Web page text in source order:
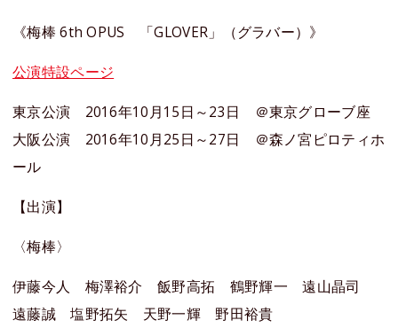
《梅棒 6th OPUS 「GLOVER」（グラバー）》
公演特設ページ
東京公演 2016年10月15日～23日 ＠東京グローブ座
大阪公演 2016年10月25日～27日 ＠森ノ宮ピロティホ
ール
【出演】
〈梅棒〉
伊藤今人 梅澤裕介 飯野高拓 鶴野輝一 遠山晶司
遠藤誠 塩野拓矢 天野一輝 野田裕貴